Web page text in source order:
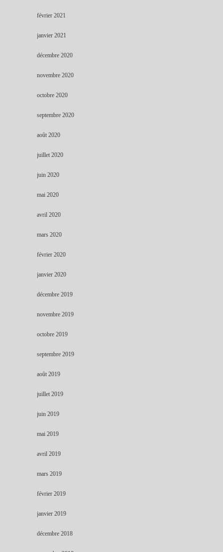
février 2021
janvier 2021
décembre 2020
novembre 2020
octobre 2020
septembre 2020
août 2020
juillet 2020
juin 2020
mai 2020
avril 2020
mars 2020
février 2020
janvier 2020
décembre 2019
novembre 2019
octobre 2019
septembre 2019
août 2019
juillet 2019
juin 2019
mai 2019
avril 2019
mars 2019
février 2019
janvier 2019
décembre 2018